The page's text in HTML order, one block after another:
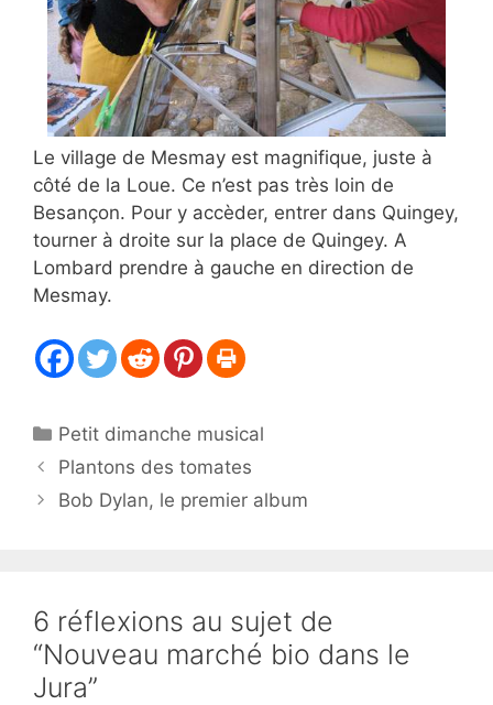
Le village de Mesmay est magnifique, juste à
côté de la Loue. Ce n’est pas très loin de
Besançon. Pour y accèder, entrer dans Quingey,
tourner à droite sur la place de Quingey. A
Lombard prendre à gauche en direction de
Mesmay.
Catégories
Petit dimanche musical
Plantons des tomates
Bob Dylan, le premier album
6 réflexions au sujet de
“Nouveau marché bio dans le
Jura”